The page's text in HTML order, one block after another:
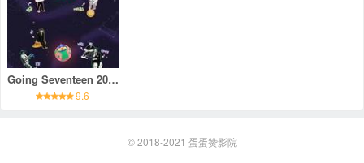
Going Seventeen 2022
9.6
© 2018-2021 蛋蛋赞影院